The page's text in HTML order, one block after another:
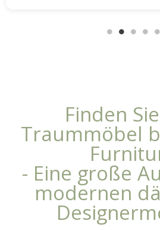
Finden
Traummöbel
- Eine große
modernen